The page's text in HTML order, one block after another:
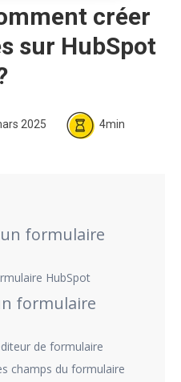
créer
sur HubSpot
2025 4min
formulaire
HubSpot
formulaire
de formulaire
champs du formulaire